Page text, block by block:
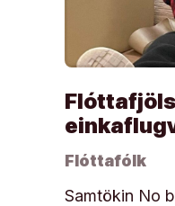
Flóttafólk
Samtökin No